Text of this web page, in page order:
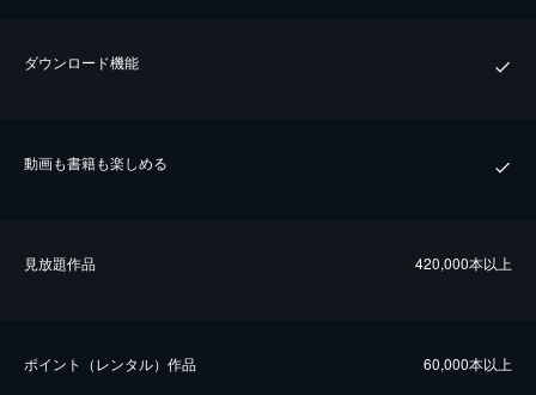
ダウンロード機能
動画も書籍も楽しめる
⾒放題作品 420,000本以上
ポイント（レンタル）作品 60,000本以上